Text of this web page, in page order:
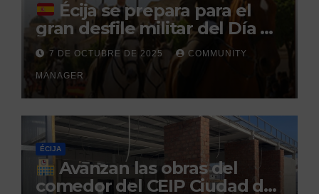
Écija se prepara para el
gran desfile militar del Día de
la Hispanidad organizado por
el Centro Militar de Cría
Caballar
7 DE OCTUBRE DE 2025 COMMUNITY
MANAGER
ÉCIJA
Avanzan las obras del
comedor del CEIP Ciudad del